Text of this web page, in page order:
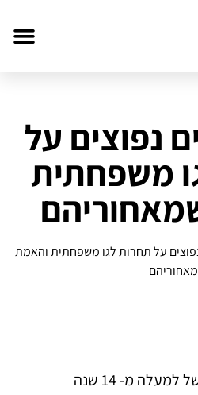
נפוצים על
משפחתית
נפוצים על תחרות לגו משפחתית והאמת
למעלה מ- 14 שנה